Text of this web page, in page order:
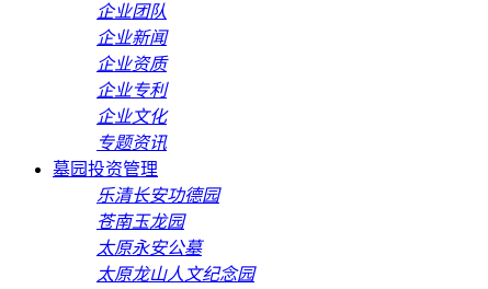
企业团队
企业新闻
企业资质
企业专利
企业文化
专题资讯
墓园投资管理
乐清长安功德园
苍南玉龙园
太原永安公墓
太原龙山人文纪念园